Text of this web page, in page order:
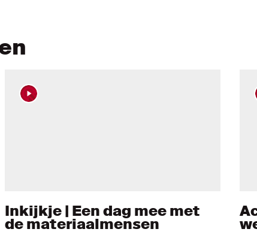
Inkijkje | Een dag mee met
de materiaalmensen